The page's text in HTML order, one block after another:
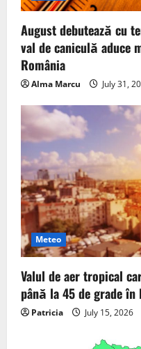
August debutează cu
val de caniculă aduce
România
Alma Marcu July 31,
Meteo
Valul de aer tropical
până la 45 de grade
Patricia July 15, 2026